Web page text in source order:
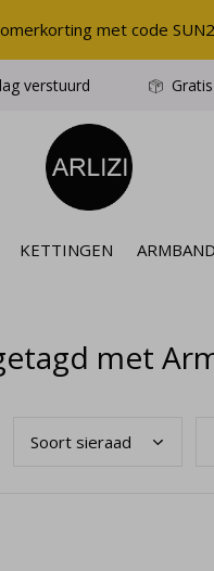
KETTINGEN
verstuurd
met code
met
Soort sieraad